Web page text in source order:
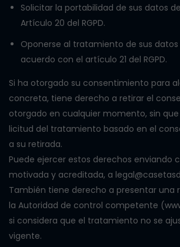
Solicitar la portabilidad de sus datos
Artículo 20 del RGPD.
Oponerse al tratamiento de sus datos
acuerdo con el artículo 21 del RGPD.
Si ha otorgado su consentimiento para
concreta, tiene derecho a retirar el
otorgado en cualquier momento, sin
licitud del tratamiento basado en el
a su retirada.
Puede ejercer estos derechos enviando
motivada y acreditada, a
También tiene derecho a presentar una
la Autoridad de control competente (
si considera que el tratamiento no se
vigente.